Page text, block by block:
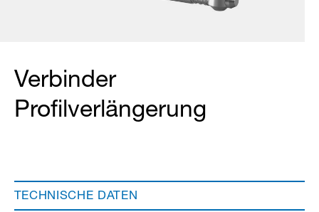
Verbinder
Profilverlängerung
TECHNISCHE DATEN